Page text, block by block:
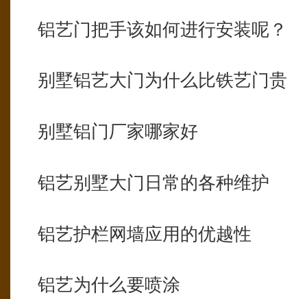
铝艺门把手该如何进行安装呢？
别墅铝艺大门为什么比铁艺门贵
别墅铝门厂家哪家好
铝艺别墅大门日常的各种维护
铝艺护栏网墙应用的优越性
铝艺为什么要喷涂